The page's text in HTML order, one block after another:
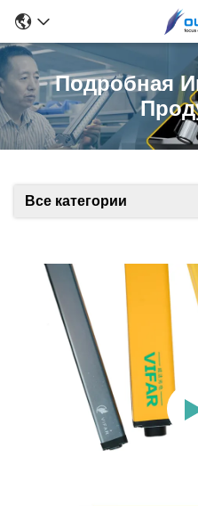
Подробная
Все категории